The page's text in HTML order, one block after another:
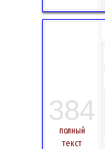
384
полный
текст